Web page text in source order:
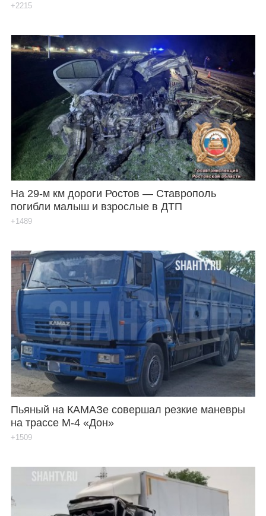
+2215
На 29-м км дороги Ростов — Ставрополь
погибли малыш и взрослые в ДТП
+1489
Пьяный на КАМАЗе совершал резкие маневры
на трассе М-4 «Дон»
+1509